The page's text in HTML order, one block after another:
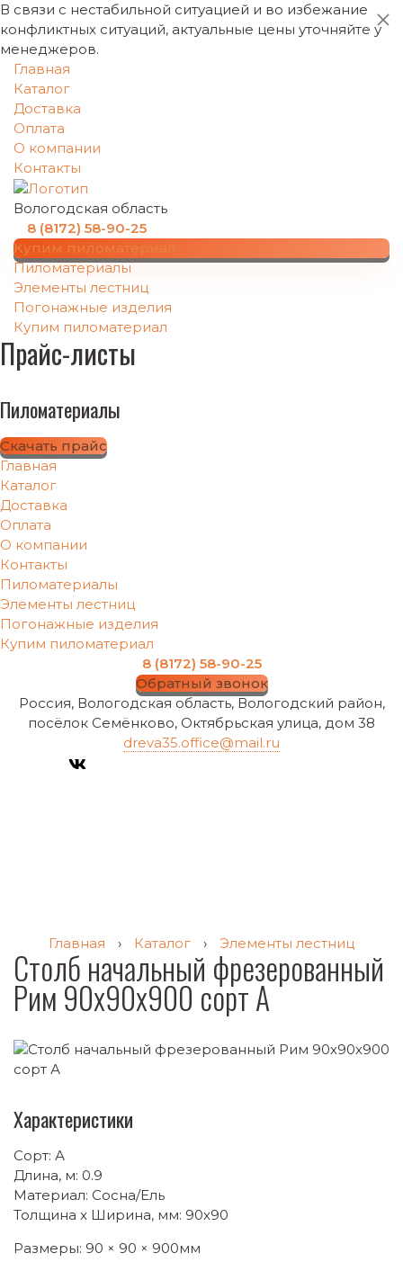
В связи с нестабильной ситуацией и во избежание
конфликтных ситуаций, актуальные цены уточняйте у
менеджеров.
Главная
Каталог
Доставка
Оплата
О компании
Контакты
Вологодская область
8 (8172) 58-90-25
Купим пиломатериал
Пиломатериалы
Элементы лестниц
Погонажные изделия
Купим пиломатериал
Прайс-листы
Пиломатериалы
Скачать прайс
Главная
Каталог
Доставка
Оплата
О компании
Контакты
Пиломатериалы
Элементы лестниц
Погонажные изделия
Купим пиломатериал
8 (8172) 58-90-25
Обратный звонок
Россия, Вологодская область, Вологодский район,
посёлок Семёнково, Октябрьская улица, дом 38
dreva35.office@mail.ru
Главная › Каталог › Элементы лестниц
Столб начальный фрезерованный
Рим 90х90х900 сорт А
Характеристики
Сорт: А
Длина, м: 0.9
Материал: Сосна/Ель
Толщина х Ширина, мм: 90х90
Размеры: 90 × 90 × 900мм